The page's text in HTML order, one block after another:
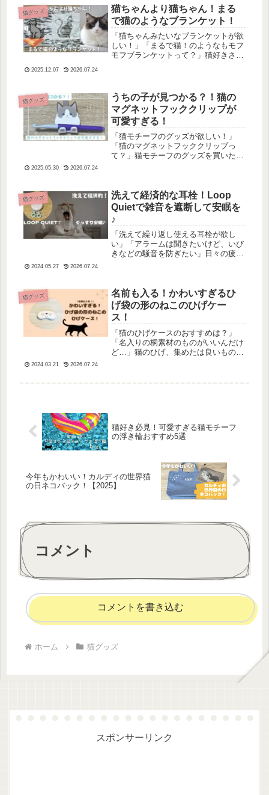
介します！どうだった？悩めるお客さ
ん...
猫グッズ
猫ちゃんより猫ちゃん！まる
で猫のようなブランケット！
「猫ちゃんみたいなブランケットが欲
しい！」「まるで猫！のようなもモフ
モフブランケットって？」猫好きさん
センさんのまるで猫！のようなモフモ
フ...
2025.12.07 2026.07.24
猫グッズ
うちの子が見つかる？！猫の
マグネットフッククリップが
可愛すぎる！
「猫モチーフのグッズが欲しい！」
「猫のマグネットフッククリップっ
て？」猫モチーフのグッズを買いたい
ネットフッククリップ」です！猫好き
の私が...
2025.05.30 2026.07.24
猫グッズ
洗えて経済的な耳栓！Loop
Quietで雑音を遮断して安眠を
♪
「洗えて繰り返し使える耳栓が欲し
い」「アラームは聞きたいけど、いび
きなどの騒音を防ぎたい」日々の疲れ
たり…して眠れないことってあります
よね...
2024.05.27 2026.07.24
猫グッズ
名前も入る！かわいすぎるひ
げ袋の形のねこのひげケー
ス！
「猫のひげケースのおすすめは？」
「名入りの桐素材のものがいいんだけ
ど…」猫のひげ、集めたは良いものの
2024.03.21 2026.07.24
猫好き必見！可愛すぎる猫モチーフ
の浮き輪おすすめ5選
今年もかわいい！カルディの世界猫
の日ネコバック！【2025】
コメント
コメントを書き込む
ホーム 猫グッズ
スポンサーリンク